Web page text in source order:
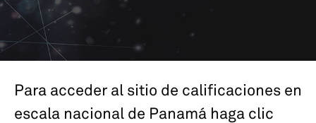
Para acceder al sitio de calificaciones en
escala nacional de Panamá haga clic